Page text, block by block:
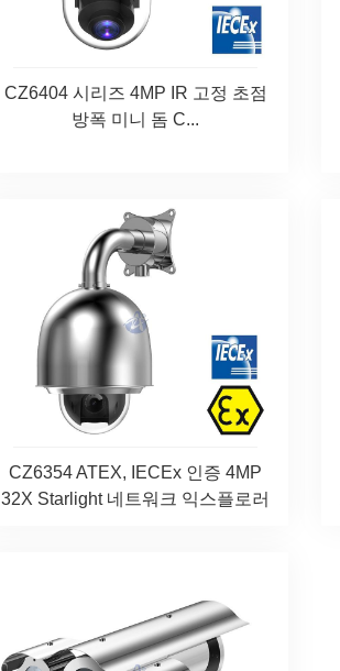
CZ6404 시리즈 4MP IR 고정 초점
방폭 미니 돔 C...
CZ6354 ATEX, IECEx 인증 4MP
32X Starlight 네트워크 익스플로러